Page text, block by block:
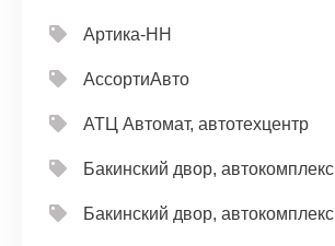
Артика-НН
АссортиАвто
АТЦ Автомат, автотехцентр
Бакинский двор, автокомплекс
Бакинский двор, автокомплекс